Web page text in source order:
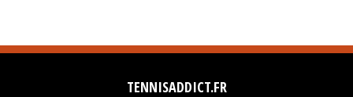
TENNISADDICT.FR